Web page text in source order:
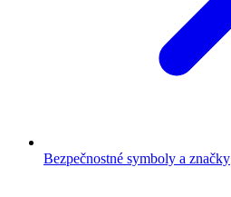
Bezpečnostné symboly a značky